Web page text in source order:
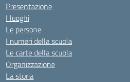
Presentazione
I luoghi
Le persone
I numeri della scuola
Le carte della scuola
Organizzazione
La storia